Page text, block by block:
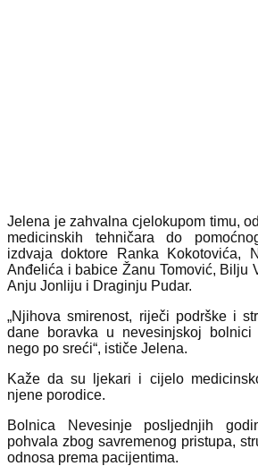
Jelena je zahvalna cjelokupom timu,
medicinskih tehničara do
izdvaja doktore Ranka Kokotovića,
Anđelića i babice Žanu Tomović, Bilju
Anju Jonliju i Draginju Pudar.
„Njihova smirenost, riječi podrške i
dane boravka u nevesinjskoj
nego po sreći“, ističe Jelena.
Kaže da su ljekari i cijelo
njene porodice.
Bolnica Nevesinje posljednjih
pohvala zbog savremenog pristupa,
odnosa prema pacijentima.